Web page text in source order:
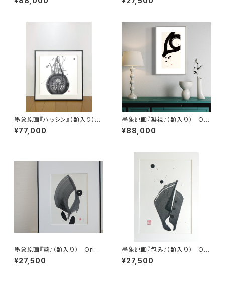
amed）
墨象原画『ハッシン』（額入り）Or
iginal Painting「HASSIN」（Fr
amed）
¥77,000
墨象原画『凝視』（額入り） Ori
ginal Painting「Stare」（Fram
ed）
¥88,000
墨象原画『蕾』（額入り） Origi
nal Painting「Bud」（Frame
d）
¥27,500
墨象原画『包み』（額入り） Ori
ginal Painting「Wrap」（Fram
ed）
¥27,500